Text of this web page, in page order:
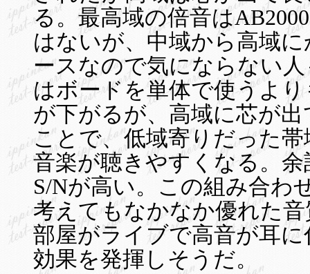
る。最高域の倍音は
はないが、中域から高域
ースなので気にならない
はボードを単体で使うよ
が下がるが、高域に芯が
ことで、低域寄りだった
音楽が聴きやすくなる。
S/Nが高い。この組み合わ
考えてもなかなか優れた
部屋がライブで高音が耳
効果を発揮しそうだ。